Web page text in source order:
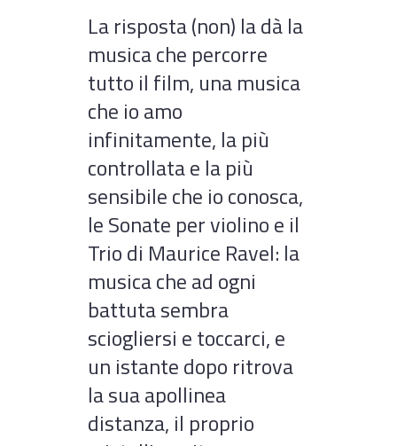
La risposta (non) la dà la
musica che percorre
tutto il film, una musica
che io amo
infinitamente, la più
controllata e la più
sensibile che io conosca,
le Sonate per violino e il
Trio di Maurice Ravel: la
musica che ad ogni
battuta sembra
sciogliersi e toccarci, e
un istante dopo ritrova
la sua apollinea
distanza, il proprio